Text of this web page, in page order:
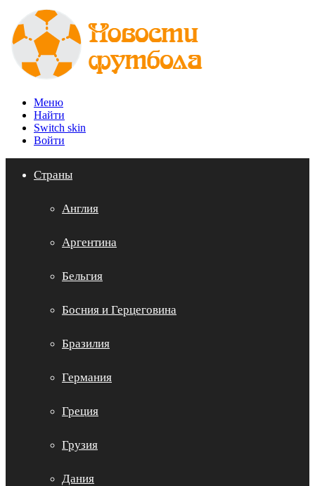
Меню
Найти
Switch skin
Войти
Страны
Англия
Аргентина
Бельгия
Босния и Герцеговина
Бразилия
Германия
Греция
Грузия
Дания